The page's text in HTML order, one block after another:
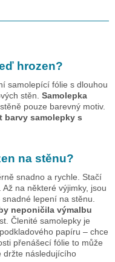
hrozen?
samolepící fólie s dlouhou
stěn. Samolepka
pouze barevný motiv.
barvy samolepky s
na stěnu?
snadno a rychle. Stačí
na některé výjimky, jsou
lepení na stěnu.
neponičila výmalbu
Členité samolepky je
papíru – chce
přenášecí fólie to může
držte následujícího